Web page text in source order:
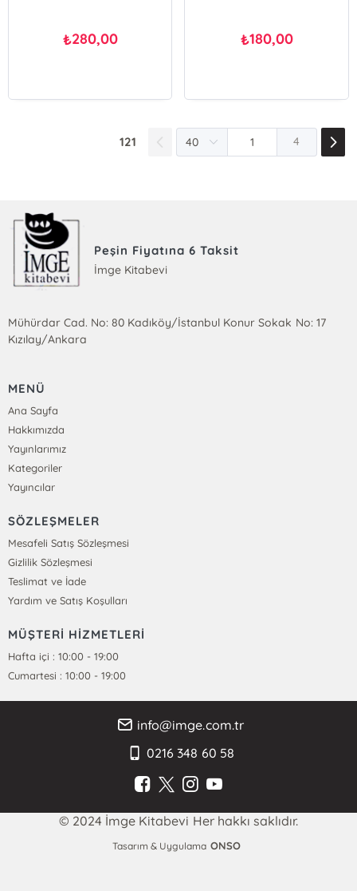
₺280,00 ₺180,00
121 4
Peşin Fiyatına 6 Taksit
İmge Kitabevi
Mühürdar Cad. No: 80 Kadıköy/İstanbul Konur Sokak No: 17
Kızılay/Ankara
MENÜ
Ana Sayfa
Hakkımızda
Yayınlarımız
Kategoriler
Yayıncılar
SÖZLEŞMELER
Mesafeli Satış Sözleşmesi
Gizlilik Sözleşmesi
Teslimat ve İade
Yardım ve Satış Koşulları
MÜŞTERİ HİZMETLERİ
Hafta içi : 10:00 - 19:00
Cumartesi : 10:00 - 19:00
info@imge.com.tr
0216 348 60 58
© 2024 İmge Kitabevi Her hakkı saklıdır.
Tasarım & Uygulama ONSO